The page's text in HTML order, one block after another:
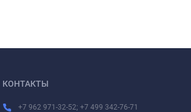
КОНТАКТЫ
+7 962 971-32-52; +7 499 342-76-71